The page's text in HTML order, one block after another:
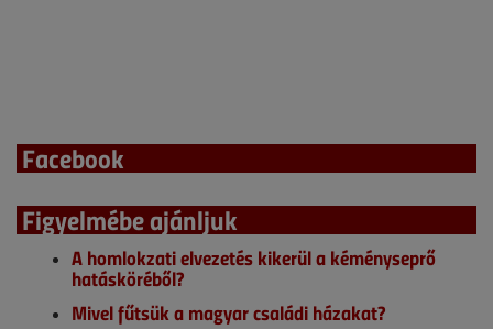
Facebook
Figyelmébe ajánljuk
A homlokzati elvezetés kikerül a kéményseprő
hatásköréből?
Mivel fűtsük a magyar családi házakat?